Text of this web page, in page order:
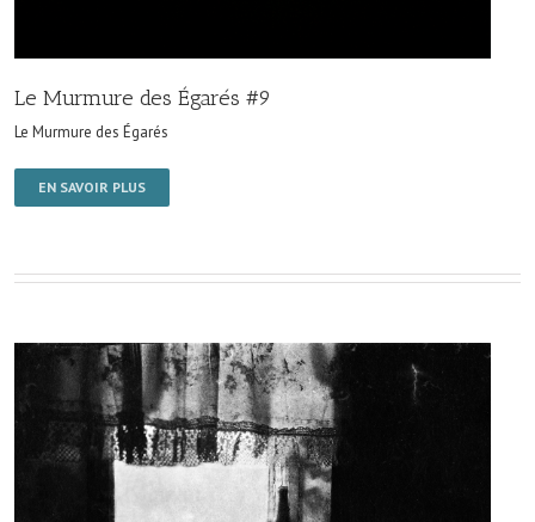
Le Murmure des Égarés #9
Le Murmure des Égarés
EN SAVOIR PLUS